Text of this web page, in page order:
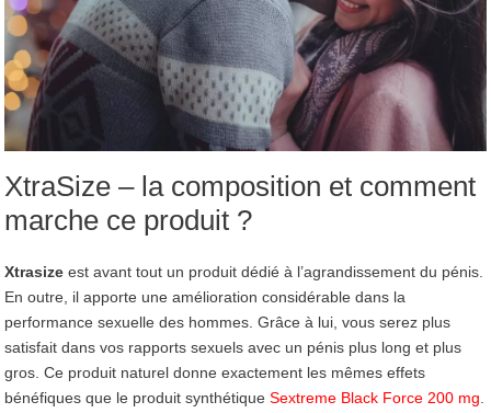
XtraSize – la composition et comment
marche ce produit ?
Xtrasize est avant tout un produit dédié à l’agrandissement du pénis.
En outre, il apporte une amélioration considérable dans la
performance sexuelle des hommes. Grâce à lui, vous serez plus
satisfait dans vos rapports sexuels avec un pénis plus long et plus
gros. Ce produit naturel donne exactement les mêmes effets
bénéfiques que le produit synthétiqueSextreme Black Force 200 mg.